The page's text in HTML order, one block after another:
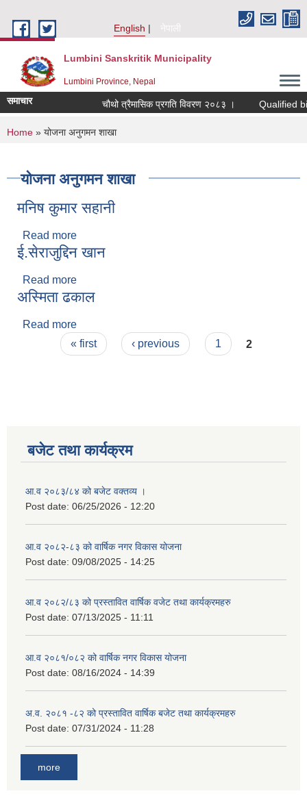
English
नेपाली
Lumbini Sanskritik Municipality
Lumbini Province, Nepal
समाचार चौथो त्रैमासिक प्रगति विवरण २०८३ । Qualified
You are here
Home » योजना अनुगमन शाखा
योजना अनुगमन शाखा
मनिष कुमार सहानी
Read more
ई.सेराजुद्दिन खान
Read more
अस्मिता ढकाल
Read more
Pages« first ‹ previous 1 2
बजेट तथा कार्यक्रम
आ.व २०८३/८४ को बजेट वक्तव्य ।
Post date: 06/25/2026 - 12:20
आ.व २०८२-८३ को वार्षिक नगर विकास योजना
Post date: 09/08/2025 - 14:25
आ.व २०८२/८३ को प्रस्तावित वार्षिक वजेट तथा कार्यक्रमहरु
Post date: 07/13/2025 - 11:11
आ.व २०८१/०८२ को वार्षिक नगर विकास योजना
Post date: 08/16/2024 - 14:39
अ.व. २०८१ -८२ को प्रस्तावित वार्षिक बजेट तथा कार्यक्रमहरु
Post date: 07/31/2024 - 11:28
more